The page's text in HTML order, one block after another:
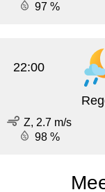
97 %
22:00
Z, 2.7 m/s
98 %